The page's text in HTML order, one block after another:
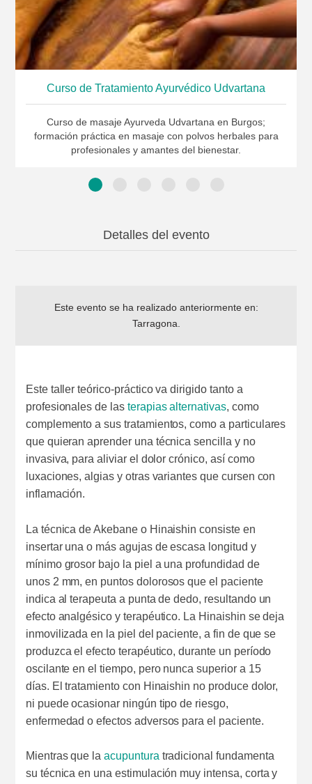
Curso de Tratamiento Ayurvédico Udvartana
Curso de masaje Ayurveda Udvartana en Burgos;
formación práctica en masaje con polvos herbales para
profesionales y amantes del bienestar.
Detalles del evento
Este evento se ha realizado anteriormente en:
Tarragona
Este taller teórico-práctico va dirigido tanto a
profesionales de las terapias alternativas, como
complemento a sus tratamientos, como a particulares
que quieran aprender una técnica sencilla y no
invasiva, para aliviar el dolor crónico, así como
luxaciones, algias y otras variantes que cursen con
inflamación.
La técnica de Akebane o Hinaishin consiste en
insertar una o más agujas de escasa longitud y
mínimo grosor bajo la piel a una profundidad de
unos 2 mm, en puntos dolorosos que el paciente
indica al terapeuta a punta de dedo, resultando un
efecto analgésico y terapéutico. La Hinaishin se deja
inmovilizada en la piel del paciente, a fin de que se
produzca el efecto terapéutico, durante un período
oscilante en el tiempo, pero nunca superior a 15
días. El tratamiento con Hinaishin no produce dolor,
ni puede ocasionar ningún tipo de riesgo,
enfermedad o efectos adversos para el paciente.
Mientras que laacupuntura tradicional fundamenta
su técnica en una estimulación muy intensa, corta y